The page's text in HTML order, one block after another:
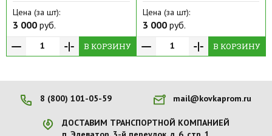
Цена (за шт):
3 000 руб.
В КОРЗИНУ
Цена (за шт):
3 000руб.
В КОРЗИНУ
8 (800) 101-05-59 mail@kovkaprom.ru
ДОСТАВИМ ТРАНСПОРТНОЙ КОМПАНИЕЙ